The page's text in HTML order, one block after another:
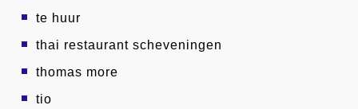
te huur
thai restaurant scheveningen
thomas more
tio